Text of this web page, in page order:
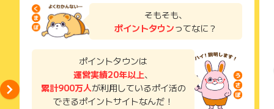
読みください。
お申し込みやお買い物後、利用したサイトから送られる購入完
獲得待ち・獲得失敗の状態でお問い合わせされる際に、該当の
メールを送っていただく場合がございます。
そのため、紛失・破棄された場合は対応いたしかねますので、
ご注意ください。
広告に遷移しない場合は掲載が終了となっておりポイントが獲
得できませんので、ご注意くださいませ。
※キャンセル・不備・いたずら・商品受取拒否及び不着、返品の
場合はポイント獲得対象外です。
そもそも、
ポイントタウンってなに？
ポイントタウンは
運営実績20年以上、
累計900万人が利用しているポイ活の
できるポイントサイトなんだ！